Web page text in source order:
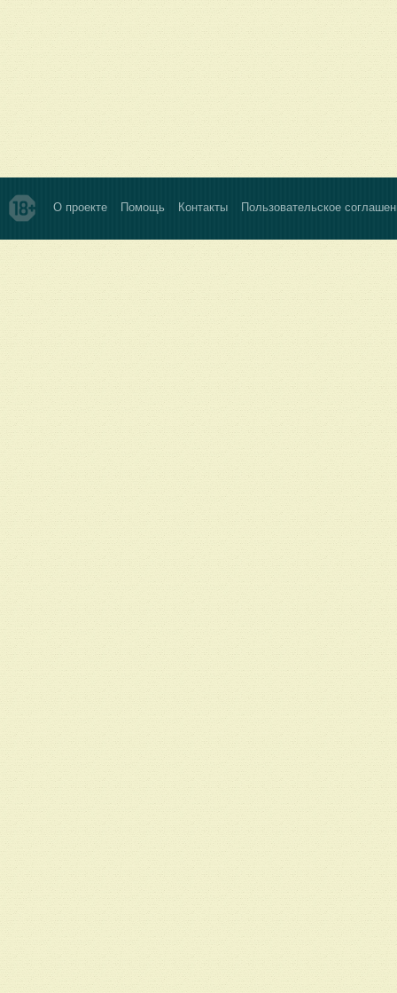
О проекте Помощь Контакты Пользовательское